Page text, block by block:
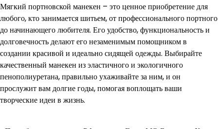
Мягкий портновской манекен – это ценное приобретение для
любого, кто занимается шитьем, от профессионального портного
до начинающего любителя. Его удобство, функциональность и
долговечность делают его незаменимым помощником в
создании красивой и идеально сидящей одежды. Выбирайте
качественный манекен из эластичного и экологичного
пенополиуретана, правильно ухаживайте за ним, и он
прослужит вам долгие годы, помогая воплощать ваши
творческие идеи в жизнь.